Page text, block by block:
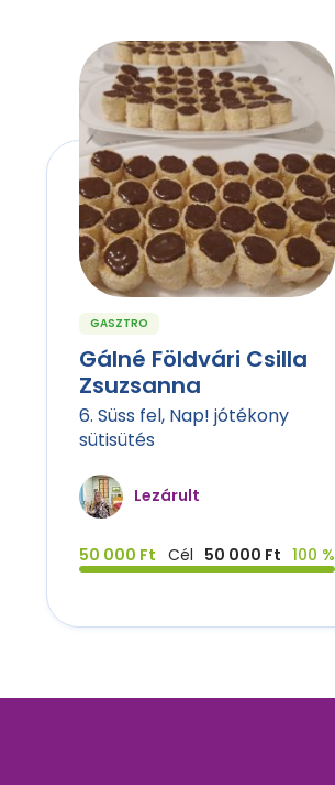
GASZTRO
Gálné Földvári Csilla
Zsuzsanna
6. Süss fel, Nap! jótékony
sütisütés
Lezárult
50 000 Ft Cél 50 000 Ft 100 %